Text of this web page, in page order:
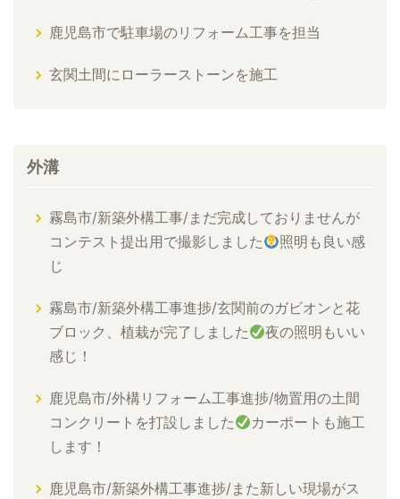
鹿児島市で駐車場のリフォーム工事を担当
玄関土間にローラーストーンを施工
外溝
霧島市/新築外構工事/まだ完成しておりませんが
コンテスト提出用で撮影しました
照明も良い感
じ
霧島市/新築外構工事進捗/玄関前のガビオンと花
ブロック、植栽が完了しました
夜の照明もいい
感じ！
鹿児島市/外構リフォーム工事進捗/物置用の土間
コンクリートを打設しました
カーポートも施工
します！
鹿児島市/新築外構工事進捗/また新しい現場がス